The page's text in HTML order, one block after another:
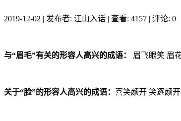
2019-12-02 | 发布者: 江山入话 | 查看: 4157 | 评论: 0
与“眉毛”有关的形容人高兴的成语： 眉飞眼笑 眉
关于“脸”的形容人高兴的成语： 喜笑颜开 笑逐颜